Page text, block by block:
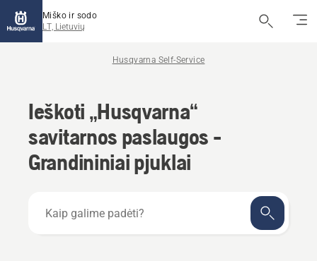
Miško ir sodo
LT, Lietuvių
Husqvarna Self-Service
Ieškoti „Husqvarna“
savitarnos paslaugos -
Grandininiai pjuklai
galime